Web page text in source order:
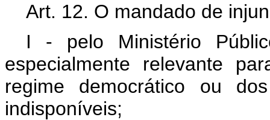
Art. 12. O mandado de
I - pelo Ministério
especialmente relevante
regime democrático ou
indisponíveis;